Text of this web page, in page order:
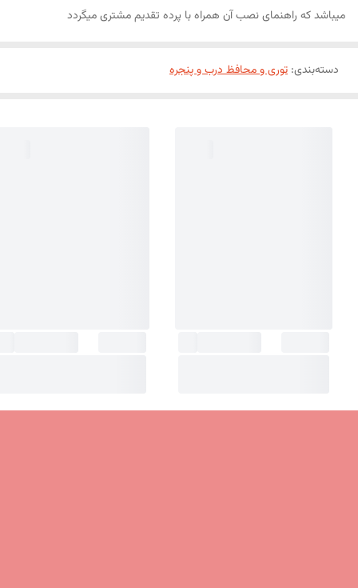
میباشد که راهنمای نصب آن همراه با پرده تقدیم مشتری میگردد
دسته‌بندی: توری و محافظ درب و پنجره